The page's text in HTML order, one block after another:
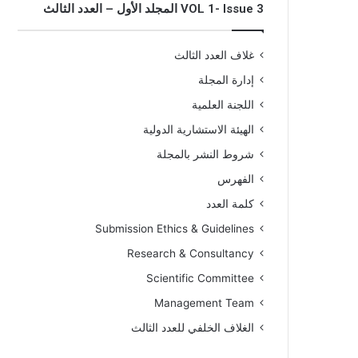
VOL 1- Issue 3 المجلد الأول – العدد الثالث
غلاف العدد الثالث
إدارة المجلة
اللجنة العلمية
الهيئة الاستشارية الدولية
شروط النشر بالمجلة
الفهرس
كلمة العدد
Submission Ethics & Guidelines
Research & Consultancy
Scientific Committee
Management Team
الغلاف الخلفي للعدد الثالث